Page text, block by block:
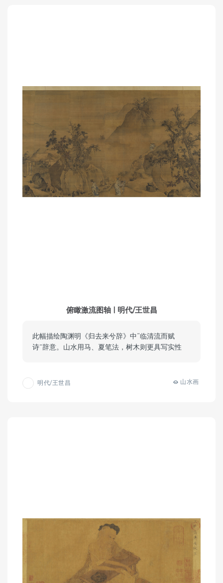
俯瞰激流图轴 | 明代/王世昌
此幅描绘陶渊明《归去来兮辞》中“临清流而赋
诗”辞意。山水用马、夏笔法，树木则更具写实性
明代/王世昌 山水画